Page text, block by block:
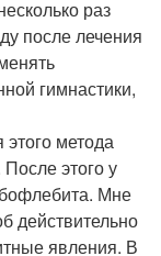
раз
после лечения
гимнастики,
метода
этого у
Мне
действительно
явления. В